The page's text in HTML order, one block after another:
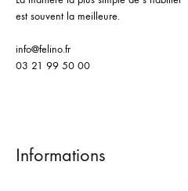
est souvent la meilleure.
info@felino.fr
03 21 99 50 00
Informations